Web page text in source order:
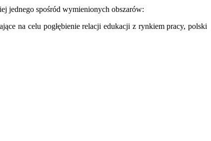
jednego spośród wymienionych obszarów:
na celu pogłębienie relacji edukacji z rynkiem pracy, polski